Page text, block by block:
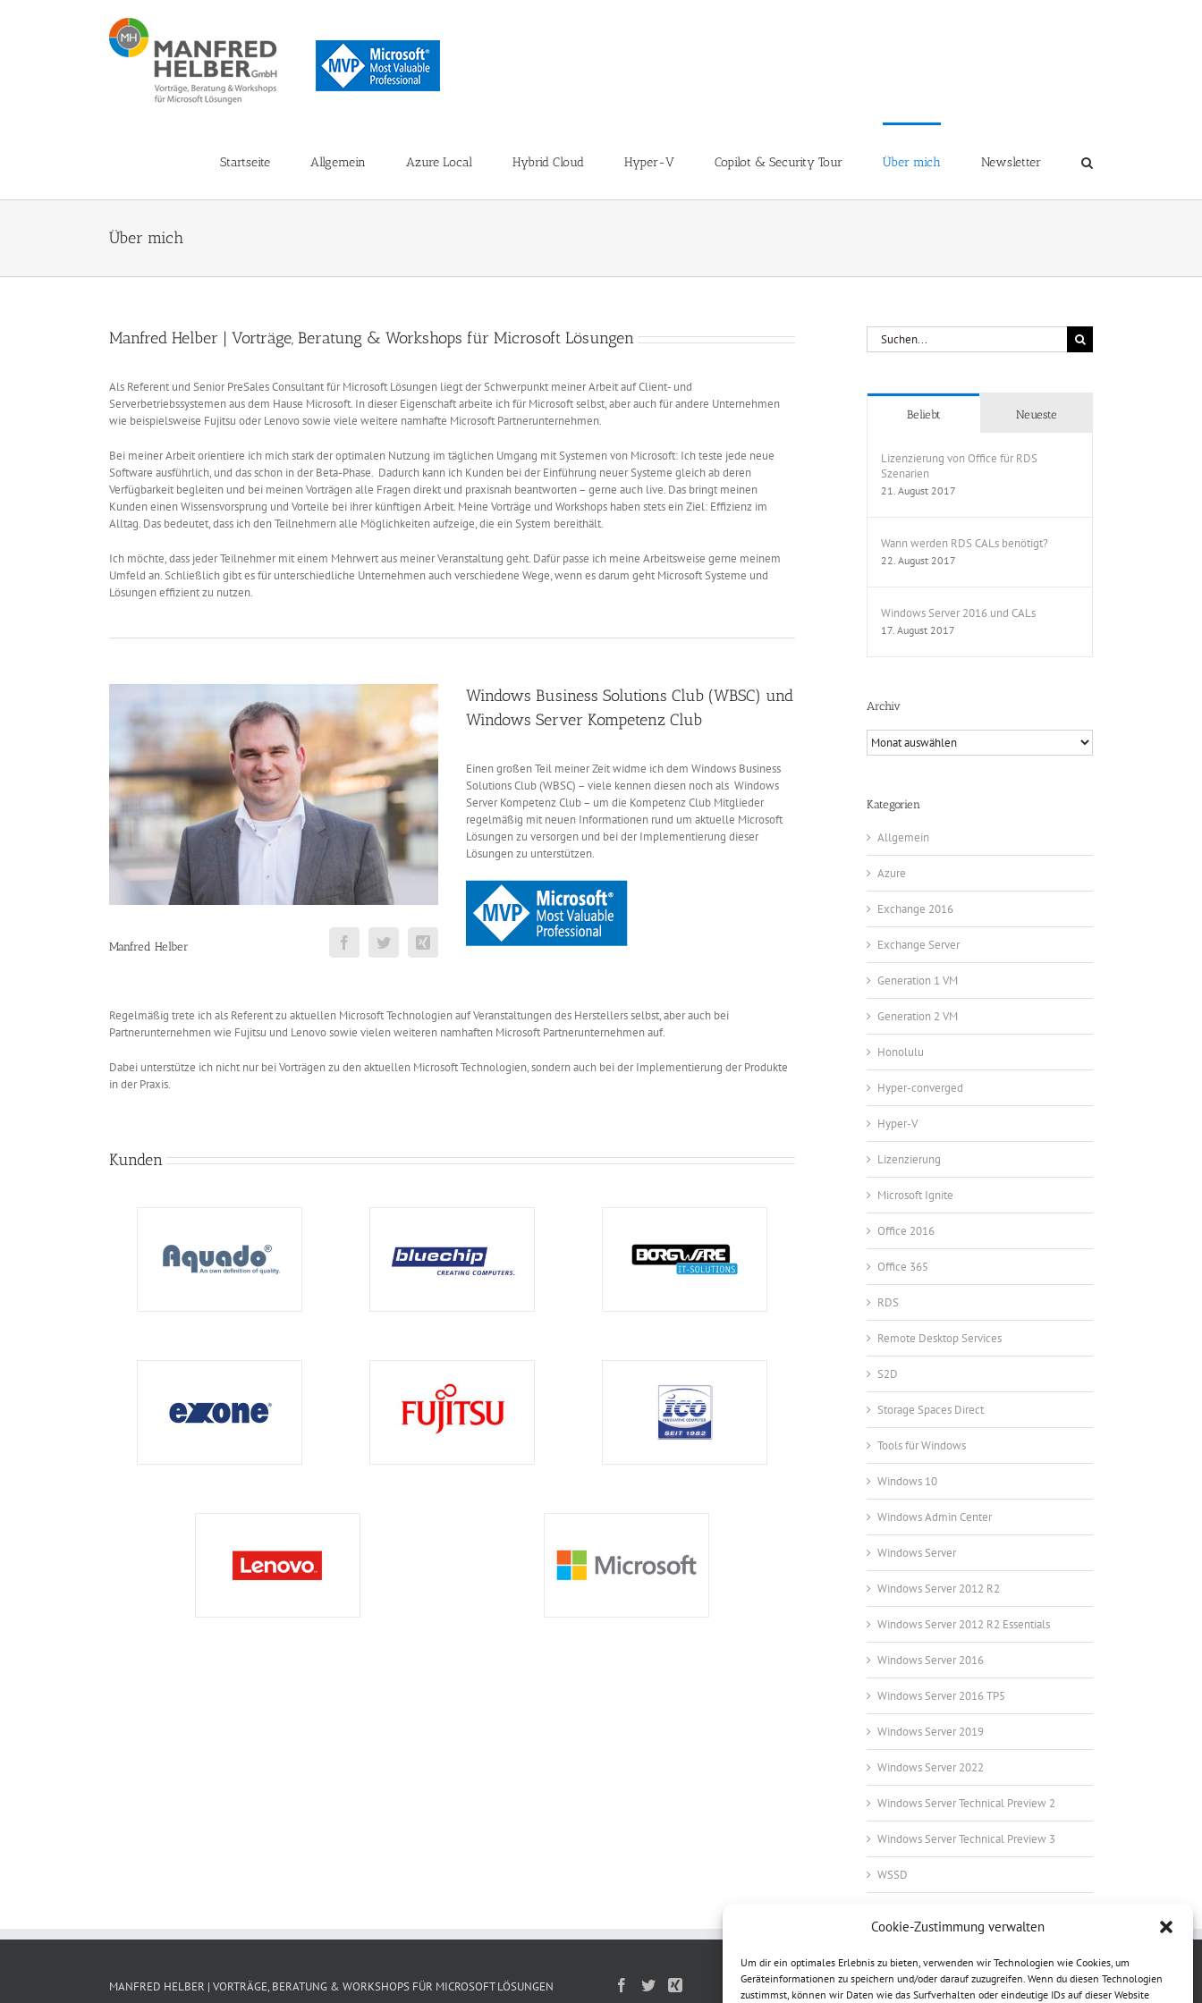
Cookie-Zustimmung verwalten
Um dir ein optimales Erlebnis zu bieten, verwenden wir Technologien wie Cookies, um
Geräteinformationen zu speichern und/oder darauf zuzugreifen. Wenn du diesen Technologien
zustimmst, können wir Daten wie das Surfverhalten oder eindeutige IDs auf dieser Website
Startseite Allgemein Azure Local Hybrid Cloud Hyper-V Copilot & Security Tour Über mich Newsletter
Über mich
Manfred Helber | Vorträge, Beratung & Workshops für Microsoft Lösungen
Als Referent und Senior PreSales Consultant für Microsoft Lösungen liegt der Schwerpunkt meiner Arbeit auf Client- und
Serverbetriebssystemen aus dem Hause Microsoft. In dieser Eigenschaft arbeite ich für Microsoft selbst, aber auch für andere Unternehmen
wie beispielsweise Fujitsu oder Lenovo sowie viele weitere namhafte Microsoft Partnerunternehmen.
Bei meiner Arbeit orientiere ich mich stark der optimalen Nutzung im täglichen Umgang mit Systemen von Microsoft: Ich teste jede neue
Software ausführlich, und das schon in der Beta-Phase. Dadurch kann ich Kunden bei der Einführung neuer Systeme gleich ab deren
Verfügbarkeit begleiten und bei meinen Vorträgen alle Fragen direkt und praxisnah beantworten – gerne auch live. Das bringt meinen
Kunden einen Wissensvorsprung und Vorteile bei ihrer künftigen Arbeit. Meine Vorträge und Workshops haben stets ein Ziel: Effizienz im
Alltag. Das bedeutet, dass ich den Teilnehmern alle Möglichkeiten aufzeige, die ein System bereithält.
Ich möchte, dass jeder Teilnehmer mit einem Mehrwert aus meiner Veranstaltung geht. Dafür passe ich meine Arbeitsweise gerne meinem
Umfeld an. Schließlich gibt es für unterschiedliche Unternehmen auch verschiedene Wege, wenn es darum geht Microsoft Systeme und
Lösungen effizient zu nutzen.
Manfred Helber
Windows Business Solutions Club (WBSC) und
Windows Server Kompetenz Club
Einen großen Teil meiner Zeit widme ich dem Windows Business
Solutions Club (WBSC) – viele kennen diesen noch als Windows
Server Kompetenz Club – um die Kompetenz Club Mitglieder
regelmäßig mit neuen Informationen rund um aktuelle Microsoft
Lösungen zu versorgen und bei der Implementierung dieser
Lösungen zu unterstützen.
Regelmäßig trete ich als Referent zu aktuellen Microsoft Technologien auf Veranstaltungen des Herstellers selbst, aber auch bei
Partnerunternehmen wie Fujitsu und Lenovo sowie vielen weiteren namhaften Microsoft Partnerunternehmen auf.
Dabei unterstütze ich nicht nur bei Vorträgen zu den aktuellen Microsoft Technologien, sondern auch bei der Implementierung der Produkte
in der Praxis.
Kunden
Suche
nach:
Beliebt Neueste
Lizenzierung von Office für RDS
Szenarien
21. August 2017
Wann werden RDS CALs benötigt?
22. August 2017
Windows Server 2016 und CALs
17. August 2017
Archiv
Archiv
Kategorien
Allgemein
Azure
Exchange 2016
Exchange Server
Generation 1 VM
Generation 2 VM
Honolulu
Hyper-converged
Hyper-V
Lizenzierung
Microsoft Ignite
Office 2016
Office 365
RDS
Remote Desktop Services
S2D
Storage Spaces Direct
Tools für Windows
Windows 10
Windows Admin Center
Windows Server
Windows Server 2012 R2
Windows Server 2012 R2 Essentials
Windows Server 2016
Windows Server 2016 TP5
Windows Server 2019
Windows Server 2022
Windows Server Technical Preview 2
Windows Server Technical Preview 3
WSSD
MANFRED HELBER | VORTRÄGE, BERATUNG & WORKSHOPS FÜR MICROSOFT LÖSUNGEN